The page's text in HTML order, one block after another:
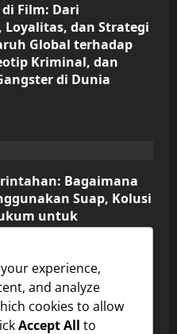
Film: Dari
Loyalitas, dan Strategi
Global terhadap
Kriminal, dan
di Dunia
Bagaimana
Suap, Kolusi
untuk
Mengendalikan
Jaringan
dan
experience,
and analyze
cookies to allow
Accept All to